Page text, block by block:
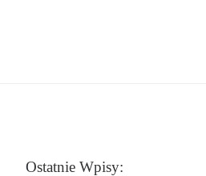
Ostatnie Wpisy: